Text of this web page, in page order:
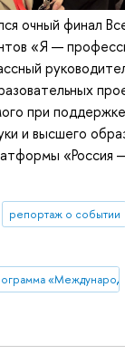
очный финал
«Я —
при поддержке
и высшего
«Россия
репортаж о событии